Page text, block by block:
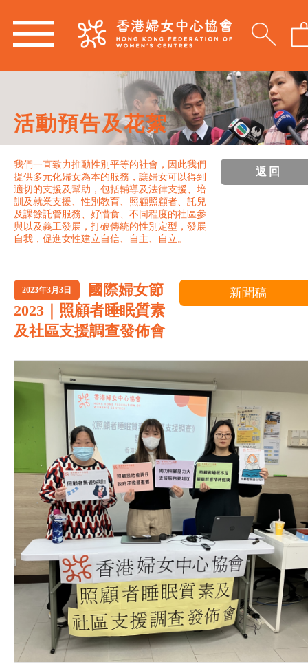
活動預告及花絮
我們一直致力推動性別平等的社會，因此我們
提供多元化婦女為本的服務，讓婦女可以得到
適切的支援及幫助，包括輔導及法律支援、培
訓及就業支援、性別教育、照顧照顧者、託兒
及課餘託管服務、好惜食、不同程度的社區參
與以及義工發展，打破傳統的性別定型，發展
自我，促進女性建立自信、自主、自立。
返回
2023年3月3日
國際婦女節
2023｜照顧者睡眠質素
及社區支援調查發佈會
新聞稿